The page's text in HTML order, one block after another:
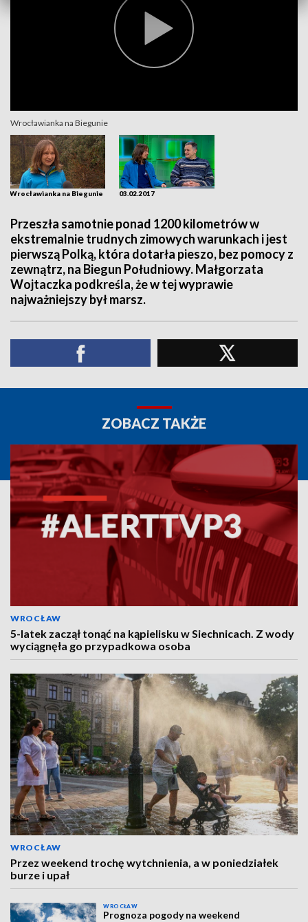
Wrocławianka na Biegunie
Wrocławianka na Biegunie 03.02.2017
Przeszła samotnie ponad 1200 kilometrów w
ekstremalnie trudnych zimowych warunkach i jest
pierwszą Polką, która dotarła pieszo, bez pomocy z
zewnątrz, na Biegun Południowy. Małgorzata
Wojtaczka podkreśla, że w tej wyprawie
najważniejszy był marsz.
ZOBACZ TAKŻE
WROCŁAW
5-latek zaczął tonąć na kąpielisku w Siechnicach. Z wody
wyciągnęła go przypadkowa osoba
WROCŁAW
Przez weekend trochę wytchnienia, a w poniedziałek
burze i upał
WROCŁAW
Prognoza pogody na weekend